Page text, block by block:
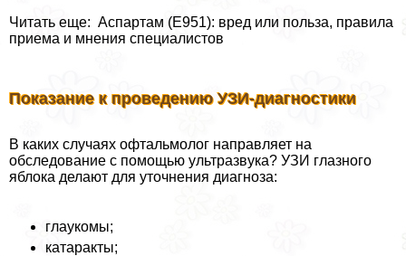
Читать еще: Аспартам (Е951): вред или польза, правила
приема и мнения специалистов
Показание к проведению УЗИ-диагностики
В каких случаях офтальмолог направляет на
обследование с помощью ультразвука? УЗИ глазного
яблока делают для уточнения диагноза:
глаукомы;
катаpaкты;